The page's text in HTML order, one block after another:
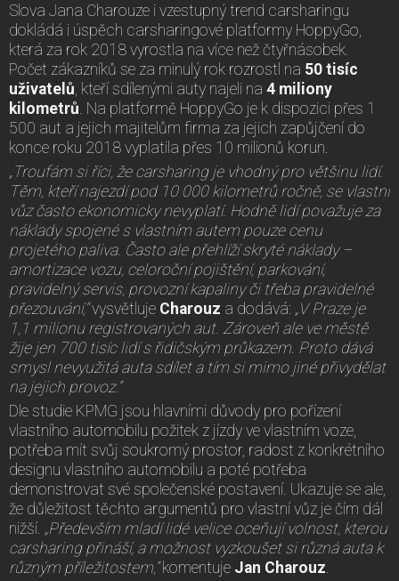
Slova Jana Charouze i vzestupný trend carsharingu
dokládá i úspěch carsharingové platformy HoppyGo,
která za rok 2018 vyrostla na více než čtyřnásobek.
Počet zákazníků se za minulý rok rozrostl na 50 tisíc
uživatelů , kteří sdílenými auty najeli na 4 miliony
kilometrů . Na platformě HoppyGo je k dispozici přes 1
500 aut a jejich majitelům firma za jejich zapůjčení do
konce roku 2018 vyplatila přes 10 milionů korun.
„Troufám si říci, že carsharing je vhodný pro většinu lidí.
Těm, kteří najezdí pod 10 000 kilometrů ročně, se vlastní
vůz často ekonomicky nevyplatí. Hodně lidí považuje za
náklady spojené s vlastním autem pouze cenu
projetého paliva. Často ale přehlíží skryté náklady –
amortizace vozu, celoroční pojištění, parkování,
pravidelný servis, provozní kapaliny či třeba pravidelné
přezouvání,“vysvětluje Charouz a dodává: „V Praze je
1,1 milionu registrovaných aut. Zároveň ale ve městě
žije jen 700 tisíc lidí s řidičským průkazem. Proto dává
smysl nevyužitá auta sdílet a tím si mimo jiné přivydělat
na jejich provoz.“
Dle studie KPMG jsou hlavními důvody pro pořízení
vlastního automobilu požitek z jízdy ve vlastním voze,
potřeba mít svůj soukromý prostor, radost z konkrétního
designu vlastního automobilu a poté potřeba
demonstrovat své společenské postavení. Ukazuje se ale,
že důležitost těchto argumentů pro vlastní vůz je čím dál
nižší. „Především mladí lidé velice oceňují volnost, kterou
carsharing přináší, a možnost vyzkoušet si různá auta k
různým příležitostem,“komentuje Jan Charouz